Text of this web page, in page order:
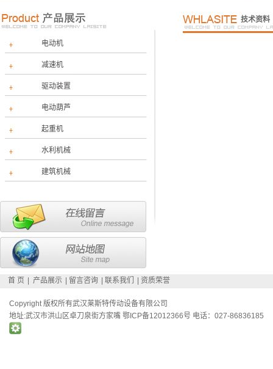
电动机
减速机
驱动装置
电动葫芦
起重机
水利机械
建筑机械
技术资料
首 页 产品展示 留言咨询 联系我们 资质荣誉
Copyright 版权所有武汉莱斯特传动设备有限公司
地址:武汉市洪山区卓刀泉街方家嘴 鄂ICP备12012366号 电话：027-86836185